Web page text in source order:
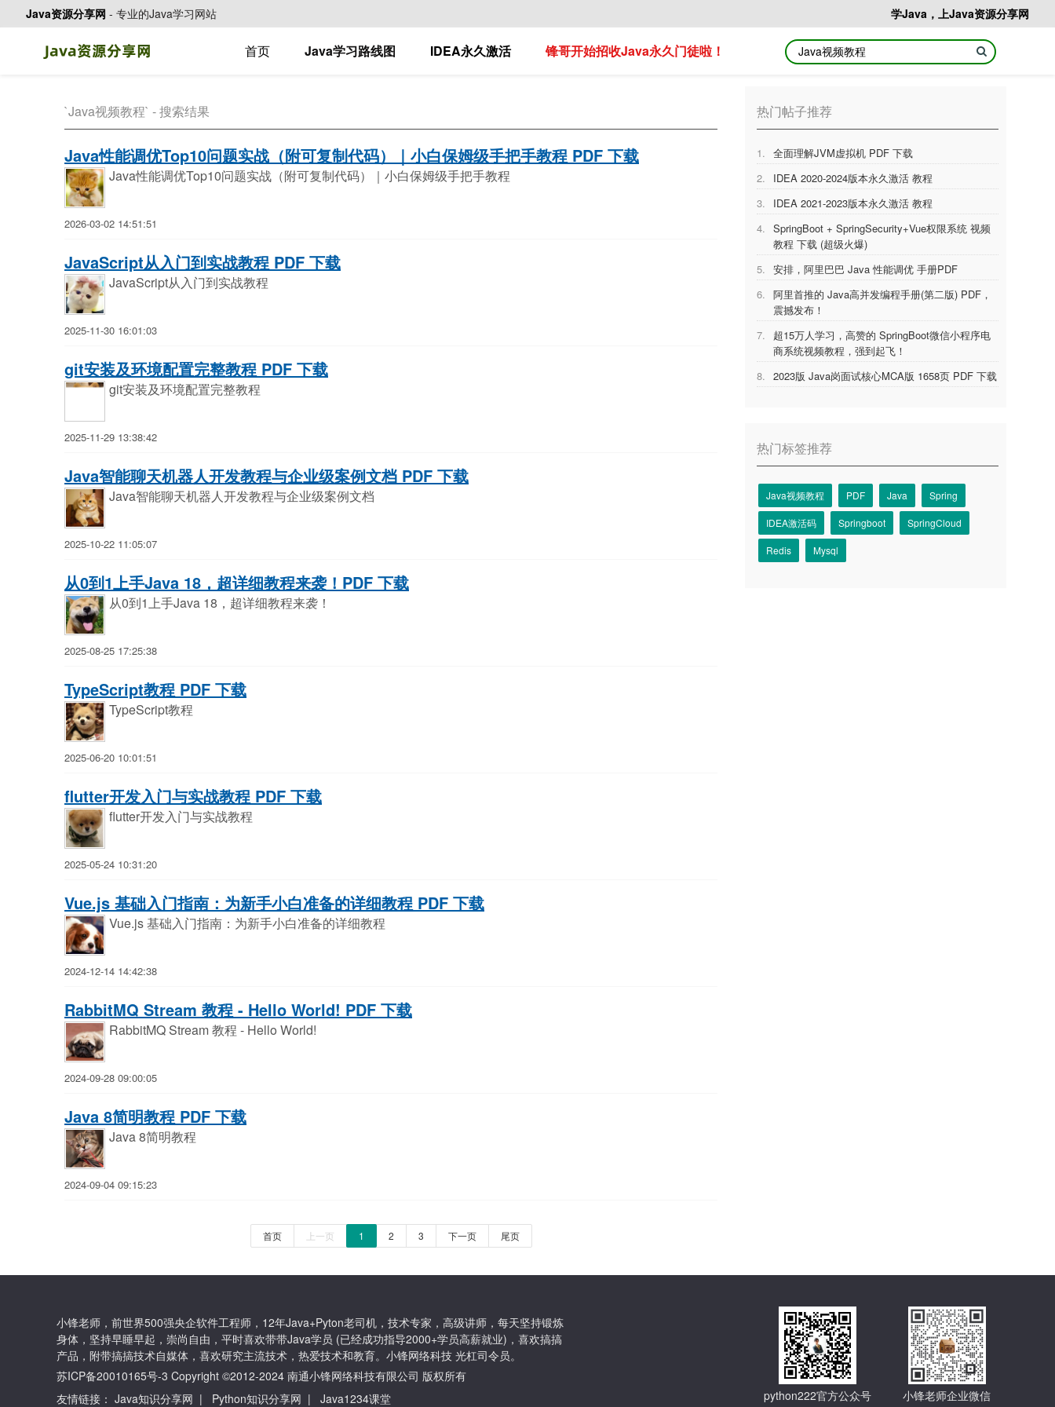
Java资源分享网 - 专业的Java学习网站 学Java，上Java资源分享网
首页 Java学习路线图 IDEA永久激活 锋哥开始招收Java永久门徒啦！
`Java视频教程` - 搜索结果
Java性能调优Top10问题实战（附可复制代码）｜小白保姆级手把手教程 PDF 下载
Java性能调优Top10问题实战（附可复制代码）｜小白保姆级手把手教程
2026-03-02 14:51:51
JavaScript从入门到实战教程 PDF 下载
JavaScript从入门到实战教程
2025-11-30 16:01:03
git安装及环境配置完整教程 PDF 下载
git安装及环境配置完整教程
2025-11-29 13:38:42
Java智能聊天机器人开发教程与企业级案例文档 PDF 下载
Java智能聊天机器人开发教程与企业级案例文档
2025-10-22 11:05:07
从0到1上手Java 18，超详细教程来袭！PDF 下载
从0到1上手Java 18，超详细教程来袭！
2025-08-25 17:25:38
TypeScript教程 PDF 下载
TypeScript教程
2025-06-20 10:01:51
flutter开发入门与实战教程 PDF 下载
flutter开发入门与实战教程
2025-05-24 10:31:20
Vue.js 基础入门指南：为新手小白准备的详细教程 PDF 下载
Vue.js 基础入门指南：为新手小白准备的详细教程
2024-12-14 14:42:38
RabbitMQ Stream 教程 - Hello World! PDF 下载
RabbitMQ Stream 教程 - Hello World!
2024-09-28 09:00:05
Java 8简明教程 PDF 下载
Java 8简明教程
2024-09-04 09:15:23
首页 上一页 1 2 3 下一页 尾页
热门帖子推荐
1. 全面理解JVM虚拟机 PDF 下载
2.
IDEA 2020-2024版本永久激活 教程
3.
IDEA 2021-2023版本永久激活 教程
4. SpringBoot + SpringSecurity+Vue权限系统 视频
教程 下载 (超级火爆)
5. 安排，阿里巴巴 Java 性能调优 手册PDF
6. 阿里首推的 Java高并发编程手册(第二版) PDF，
震撼发布！
7.
超15万人学习，高赞的 SpringBoot微信小程序电
商系统视频教程，强到起飞！
8. 2023版 Java岗面试核心MCA版 1658页 PDF 下载
热门标签推荐
Java视频教程 PDF Java Spring
IDEA激活码 Springboot SpringCloud
Redis Mysql
小锋老师，前世界500强央企软件工程师，12年Java+Pyton老司机，技术专家，高级讲师，每天坚持锻炼
身体，坚持早睡早起，崇尚自由，平时喜欢带带Java学员 (已经成功指导2000+学员高薪就业)，喜欢搞搞
产品，附带搞搞技术自媒体，喜欢研究主流技术，热爱技术和教育。小锋网络科技 光杠司令员。
苏ICP备20010165号-3 Copyright ©2012-2024 南通小锋网络科技有限公司 版权所有
友情链接： Java知识分享网 | Python知识分享网 | Java1234课堂 python222官方公众号 小锋老师企业微信